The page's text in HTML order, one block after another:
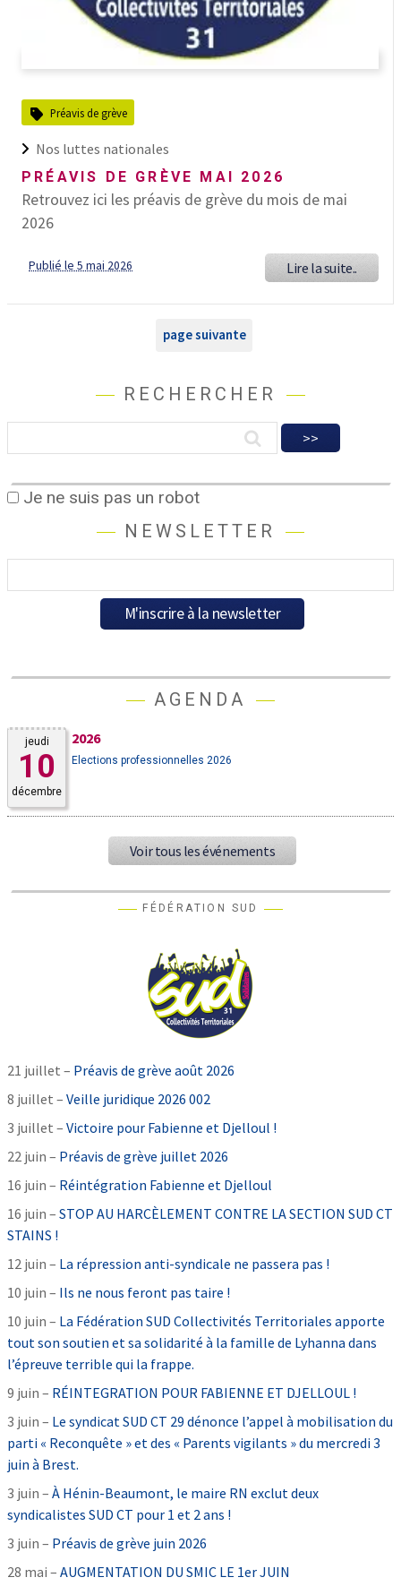
Préavis de grève
Nos luttes nationales
PRÉAVIS DE GRÈVE MAI 2026
Retrouvez ici les préavis de grève du mois de mai
2026
Publié le 5 mai 2026 Lire la suite..
page suivante
RECHERCHER
Je ne suis pas un robot
NEWSLETTER
AGENDA
jeudi
10
décembre
2026
Elections professionnelles 2026
Voir tous les événements
FÉDÉRATION SUD
21 juillet – Préavis de grève août 2026
8 juillet – Veille juridique 2026 002
3 juillet – Victoire pour Fabienne et Djelloul !
22 juin – Préavis de grève juillet 2026
16 juin – Réintégration Fabienne et Djelloul
16 juin – STOP AU HARCÈLEMENT CONTRE LA SECTION SUD CT
STAINS !
12 juin – La répression anti-syndicale ne passera pas !
10 juin – Ils ne nous feront pas taire !
10 juin – La Fédération SUD Collectivités Territoriales apporte
tout son soutien et sa solidarité à la famille de Lyhanna dans
l’épreuve terrible qui la frappe.
9 juin – RÉINTEGRATION POUR FABIENNE ET DJELLOUL !
3 juin – Le syndicat SUD CT 29 dénonce l’appel à mobilisation du
parti « Reconquête » et des « Parents vigilants » du mercredi 3
juin à Brest.
3 juin – À Hénin-Beaumont, le maire RN exclut deux
syndicalistes SUD CT pour 1 et 2 ans !
3 juin – Préavis de grève juin 2026
28 mai – AUGMENTATION DU SMIC LE 1er JUIN